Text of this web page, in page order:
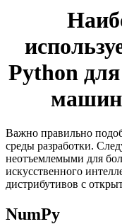
Python
Важно правильно
среды разработки.
неотъемлемыми для
искусственного
дистрибутивов с
NumPy